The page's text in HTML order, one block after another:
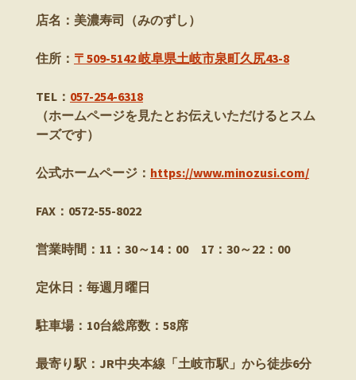
店名：美濃寿司（みのずし）
住所： 〒509-5142 岐阜県土岐市泉町久尻43-8
TEL： 057-254-6318
（ホームページを見たとお伝えいただけるとスム
ーズです）
公式ホームページ： https://www.minozusi.com/
FAX：0572-55-8022
営業時間：11：30～14：00 17：30～22：00
定休日：毎週月曜日
駐車場：10台総席数：58席
最寄り駅：JR中央本線「土岐市駅」から徒歩6分